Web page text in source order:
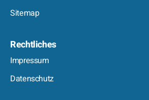
Sitemap
Rechtliches
Impressum
Datenschutz